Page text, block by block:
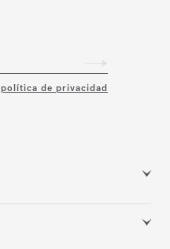
política de privacidad